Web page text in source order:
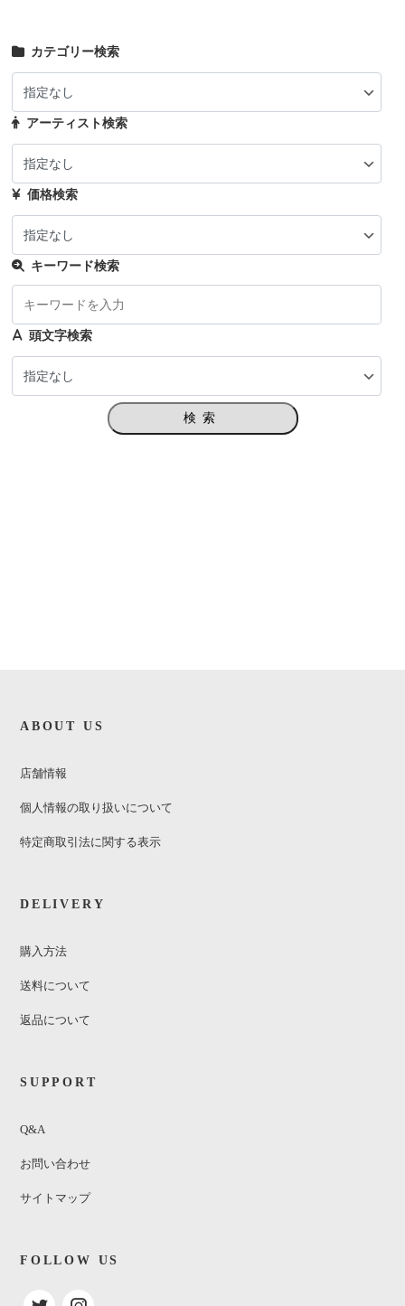
カテゴリー検索
アーティスト検索
価格検索
キーワード検索
頭文字検索
検索
ABOUT US
店舗情報
個人情報の取り扱いについて
特定商取引法に関する表示
DELIVERY
購入方法
送料について
返品について
SUPPORT
Q&A
お問い合わせ
サイトマップ
FOLLOW US